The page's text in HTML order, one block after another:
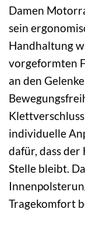
Damen
sein
Handhaltung
vorgeformten
an den
individuelle
dafür, dass
Stelle bleibt.
Tragekomfort